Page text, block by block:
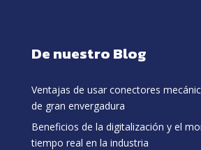
De nuestro Blog
Ventajas de usar conectores
de gran envergadura
Beneficios de la digitalización y el
tiempo real en la industria